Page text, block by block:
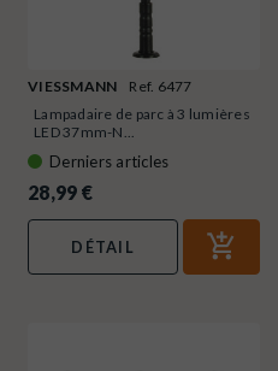
VIESSMANN
Ref. 6477
Lampadaire de parc à 3 lumières
LED 37mm-N...
Derniers articles
28,99 €
DÉTAIL